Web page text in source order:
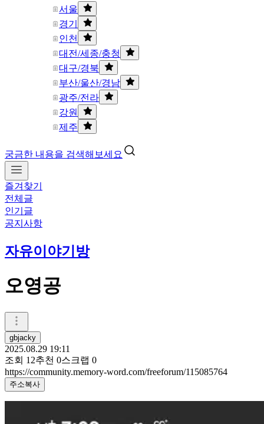
서울
경기
인천
대전/세종/충청
대구/경북
부산/울산/경남
광주/전라
강원
제주
궁금한 내용을 검색해보세요
즐겨찾기
전체글
인기글
공지사항
자유이야기방
오영공
gbjacky
2025.08.29 19:11
조회 12추천 0스크랩 0
https://community.memory-word.com/freeforum/115085764
주소복사